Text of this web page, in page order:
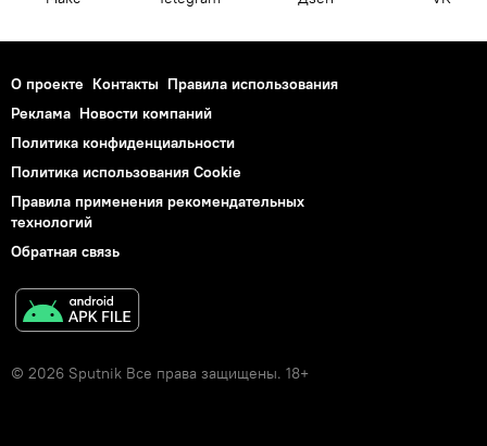
О проекте Контакты Правила использования
Реклама Новости компаний
Политика конфиденциальности
Политика использования Cookie
Правила применения рекомендательных
технологий
Обратная связь
© 2026 Sputnik Все права защищены. 18+